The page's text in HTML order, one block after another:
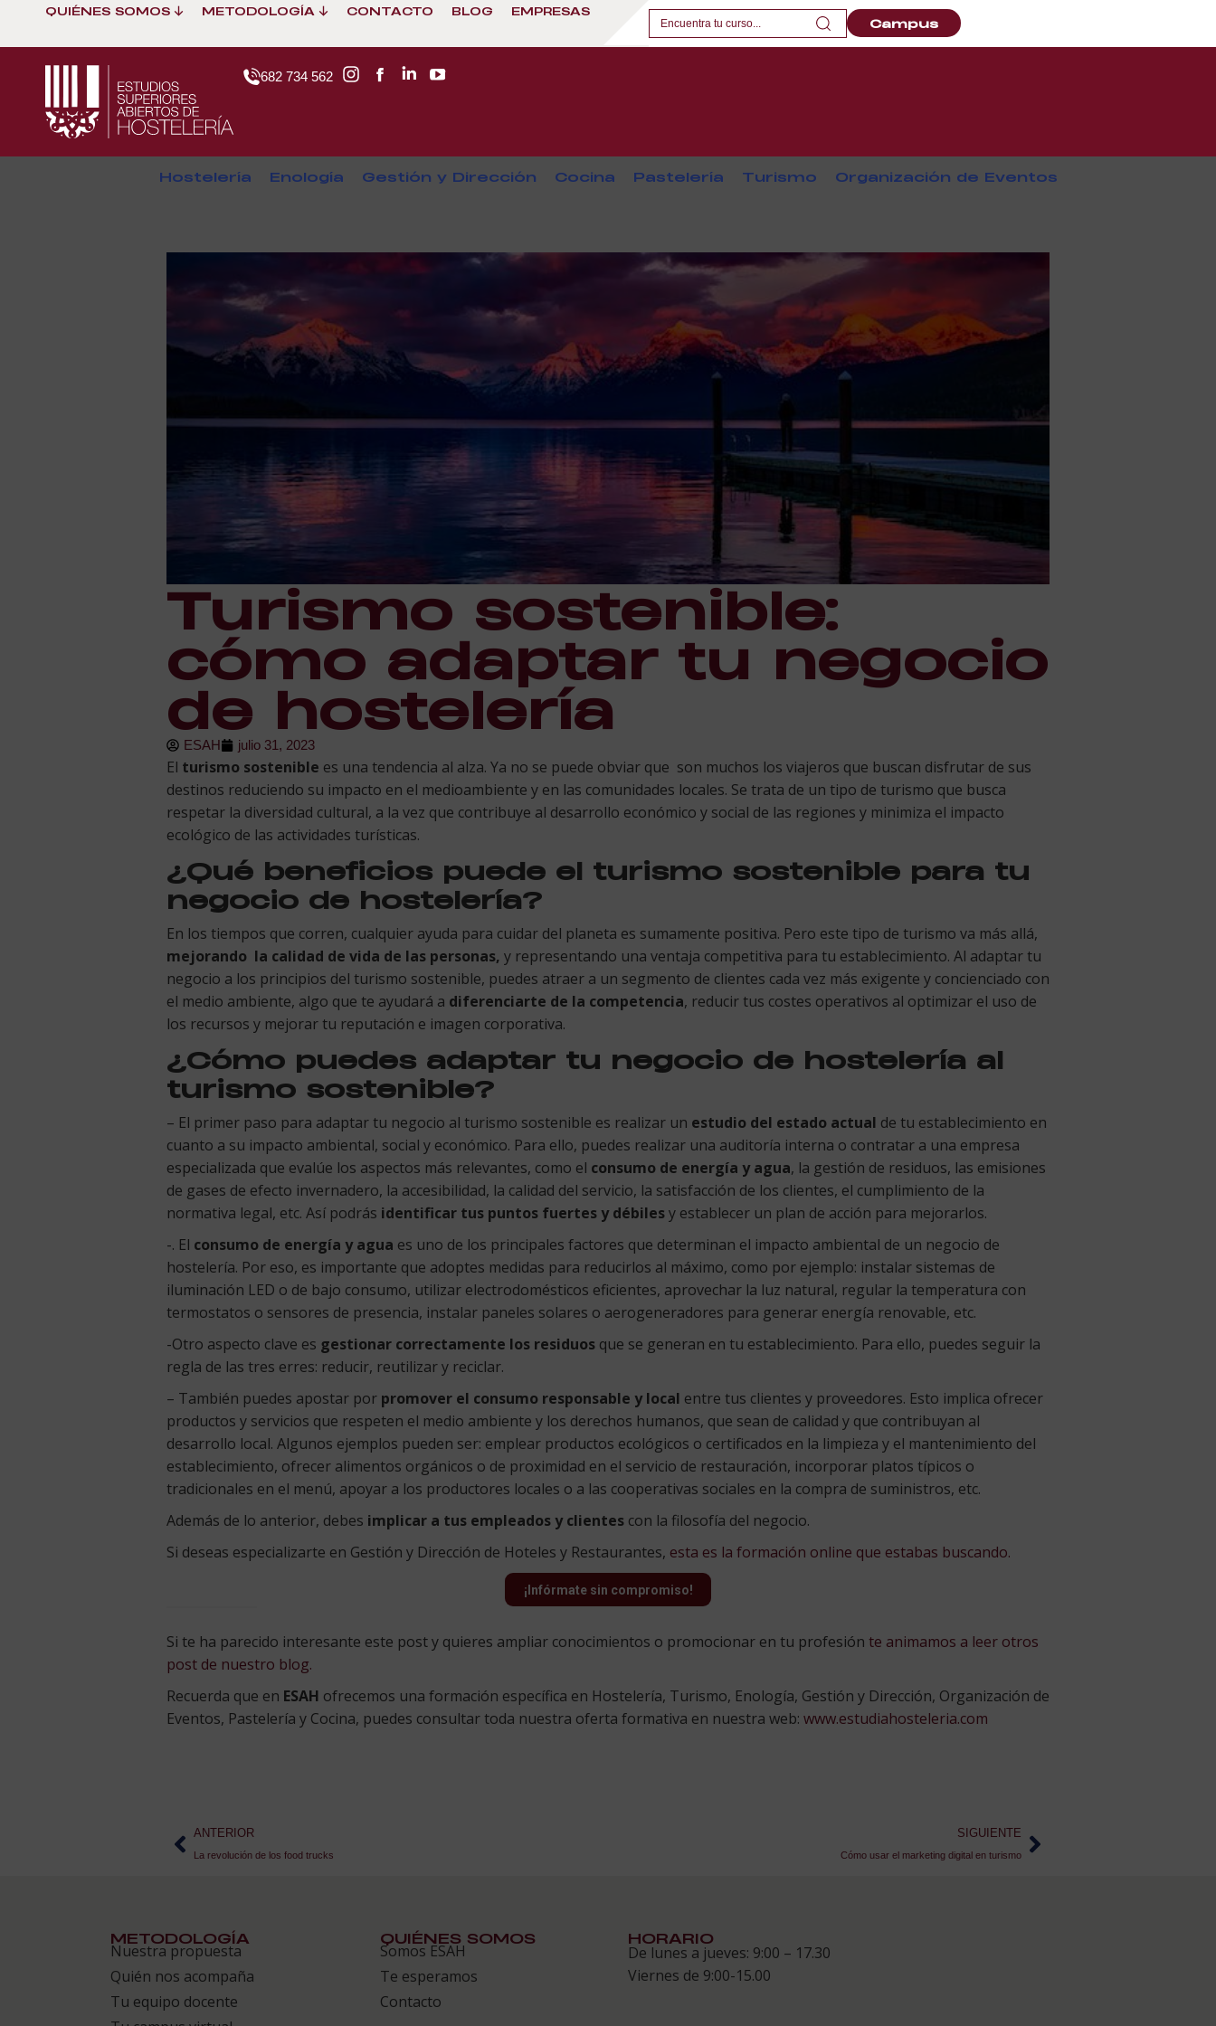
QUIÉNES SOMOS METODOLOGÍA CONTACTO BLOG EMPRESAS
Campus
682 734 562
Hostelería Enología Gestión y Dirección Cocina Pastelería Turismo Organización de Eventos
Turismo sostenible:
cómo adaptar tu negocio
de hostelería
ESAH julio 31, 2023
El turismo sostenible es una tendencia al alza. Ya no se puede obviar que son muchos los viajeros que buscan disfrutar de sus
destinos reduciendo su impacto en el medioambiente y en las comunidades locales. Se trata de un tipo de turismo que busca
respetar la diversidad cultural, a la vez que contribuye al desarrollo económico y social de las regiones y minimiza el impacto
ecológico de las actividades turísticas.
¿Qué beneficios puede el turismo sostenible para tu
negocio de hostelería?
En los tiempos que corren, cualquier ayuda para cuidar del planeta es sumamente positiva. Pero este tipo de turismo va más allá,
mejorando la calidad de vida de las personas, y representando una ventaja competitiva para tu establecimiento. Al adaptar tu
negocio a los principios del turismo sostenible, puedes atraer a un segmento de clientes cada vez más exigente y concienciado con
el medio ambiente, algo que te ayudará a diferenciarte de la competencia, reducir tus costes operativos al optimizar el uso de
los recursos y mejorar tu reputación e imagen corporativa.
¿Cómo puedes adaptar tu negocio de hostelería al
turismo sostenible?
– El primer paso para adaptar tu negocio al turismo sostenible es realizar un estudio del estado actual de tu establecimiento en
cuanto a su impacto ambiental, social y económico. Para ello, puedes realizar una auditoría interna o contratar a una empresa
especializada que evalúe los aspectos más relevantes, como el consumo de energía y agua, la gestión de residuos, las emisiones
de gases de efecto invernadero, la accesibilidad, la calidad del servicio, la satisfacción de los clientes, el cumplimiento de la
normativa legal, etc. Así podrás identificar tus puntos fuertes y débilesy establecer un plan de acción para mejorarlos.
-. El consumo de energía y agua es uno de los principales factores que determinan el impacto ambiental de un negocio de
hostelería. Por eso, es importante que adoptes medidas para reducirlos al máximo, como por ejemplo: instalar sistemas de
iluminación LED o de bajo consumo, utilizar electrodomésticos eficientes, aprovechar la luz natural, regular la temperatura con
termostatos o sensores de presencia, instalar paneles solares o aerogeneradores para generar energía renovable, etc.
-Otro aspecto clave es gestionar correctamente los residuos que se generan en tu establecimiento. Para ello, puedes seguir la
regla de las tres erres: reducir, reutilizar y reciclar.
– También puedes apostar por promover el consumo responsable y local entre tus clientes y proveedores. Esto implica ofrecer
productos y servicios que respeten el medio ambiente y los derechos humanos, que sean de calidad y que contribuyan al
desarrollo local. Algunos ejemplos pueden ser: emplear productos ecológicos o certificados en la limpieza y el mantenimiento del
establecimiento, ofrecer alimentos orgánicos o de proximidad en el servicio de restauración, incorporar platos típicos o
tradicionales en el menú, apoyar a los productores locales o a las cooperativas sociales en la compra de suministros, etc.
Además de lo anterior, debes implicar a tus empleados y clientes con la filosofía del negocio.
Si deseas especializarte en Gestión y Dirección de Hoteles y Restaurantes, esta es la formación online que estabas buscando.
¡Infórmate sin compromiso!
Si te ha parecido interesante este post y quieres ampliar conocimientos o promocionar en tu profesión te animamos a leer otros
post de nuestro blog.
Recuerda que en ESAH ofrecemos una formación específica en Hostelería, Turismo, Enología, Gestión y Dirección, Organización de
Eventos, Pastelería y Cocina, puedes consultar toda nuestra oferta formativa en nuestra web: www.estudiahosteleria.com
ANTERIOR
La revolución de los food trucks
SIGUIENTE
Cómo usar el marketing digital en turismo
METODOLOGÍA
Nuestra propuesta
Quién nos acompaña
Tu equipo docente
QUIÉNES SOMOS
Somos ESAH
Te esperamos
Contacto
HORARIO
De lunes a jueves: 9:00 – 17.30
Viernes de 9:00-15.00